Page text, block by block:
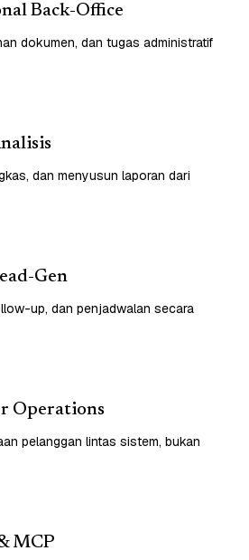
Back-Office
dokumen, dan tugas administratif
dan menyusun laporan dari
Gen
up, dan penjadwalan secara
Operations
pelanggan lintas sistem, bukan
MCP